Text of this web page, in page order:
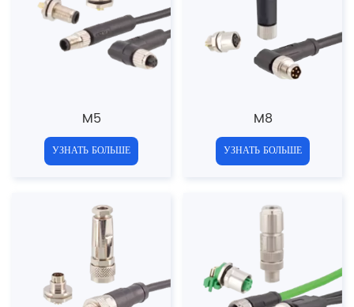
M5
УЗНАТЬ БОЛЬШЕ
M8
УЗНАТЬ БОЛЬШЕ